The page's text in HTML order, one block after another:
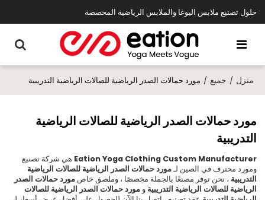
حلول تصنيع ملابس اليوغا والملابس الرياضية المخصصة
منزل / جميع / مورد حمالات الصدر الرياضية للصالات الرياضية التدريبية
مورد حمالات الصدر الرياضية للصالات الرياضية
التدريبية
Eation Yoga Clothing Custom Manufacturer هي شركة تصنيع
ومورد محترف في الصين لـمورد حمالات الصدر الرياضية للصالات الرياضية
التدريبية ، نحن نوفر مصنعًا بالجملة مخصصًا ، وملصق خاصمورد حمالات الصدر
الرياضية للصالات الرياضية التدريبية ومورد حمالات الصدر الرياضية للصالات